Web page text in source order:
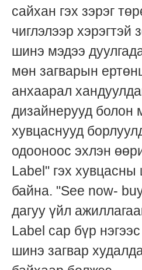
сайхан гэх зэрэг
чиглэлээр хэрэгтэй
шинэ мэдээ
мөн загварын
анхаарал
дизайнерууд болон
хувцаснууд
одооноос эхлэн
Label" гэх
байна. "See now-
дагуу үйл
Label сар бүр
шинэ загвар